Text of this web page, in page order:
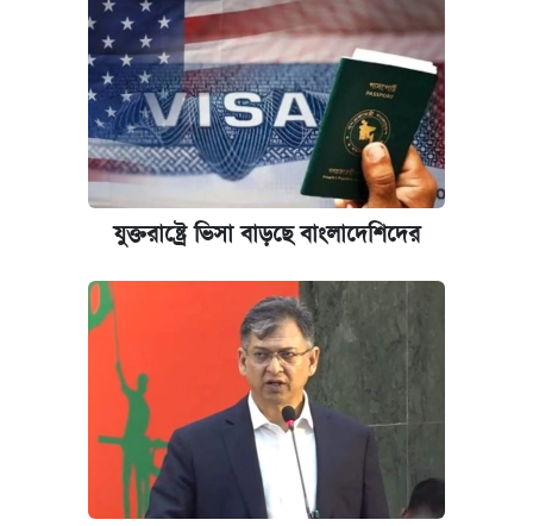
যুক্তরাষ্ট্রে ভিসা বাড়ছে বাংলাদেশিদের